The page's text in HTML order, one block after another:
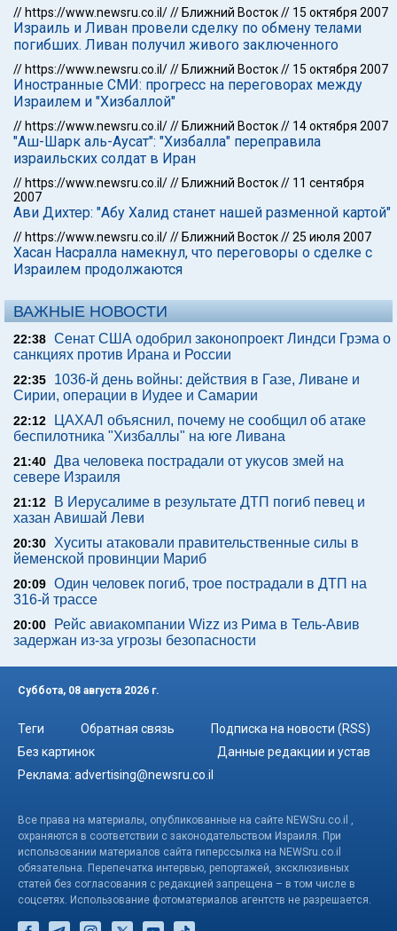
// https://www.newsru.co.il/// Ближний Восток// 15 октября 2007
Израиль и Ливан провели сделку по обмену телами
погибших. Ливан получил живого заключенного
// https://www.newsru.co.il/// Ближний Восток// 15 октября 2007
Иностранные СМИ: прогресс на переговорах между
Израилем и "Хизбаллой"
// https://www.newsru.co.il/// Ближний Восток// 14 октября 2007
"Аш-Шарк аль-Аусат": "Хизбалла" переправила
израильских солдат в Иран
// https://www.newsru.co.il/// Ближний Восток// 11 сентября
2007
Ави Дихтер: "Абу Халид станет нашей разменной картой"
// https://www.newsru.co.il/// Ближний Восток//25 июля 2007
Хасан Насралла намекнул, что переговоры о сделке с
Израилем продолжаются
ВАЖНЫЕ НОВОСТИ
22:38 Сенат США одобрил законопроект Линдси Грэма о
санкциях против Ирана и России
22:35
1036-й день войны: действия в Газе, Ливане и
Сирии, операции в Иудее и Самарии
22:12
ЦАХАЛ объяснил, почему не сообщил об атаке
беспилотника "Хизбаллы" на юге Ливана
21:40 Два человека пострадали от укусов змей на
севере Израиля
21:12
В Иерусалиме в результате ДТП погиб певец и
хазан Авишай Леви
20:30
Хуситы атаковали правительственные силы в
йеменской провинции Мариб
20:09 Один человек погиб, трое пострадали в ДТП на
316-й трассе
20:00
Рейс авиакомпании Wizz из Рима в Тель-Авив
задержан из-за угрозы безопасности
Суббота, 08 августа 2026 г.
Теги Обратная связь
Подписка на новости (RSS)
Без картинок
Данные редакции и устав
Реклама: advertising@newsru.co.il
Все права на материалы, опубликованные на сайте NEWSru.co.il ,
охраняются в соответствии с законодательством Израиля. При
использовании материалов сайта гиперссылка на NEWSru.co.il
обязательна. Перепечатка интервью, репортажей, эксклюзивных
статей без согласования с редакцией запрещена – в том числе в
соцсетях. Использование фотоматериалов агентств не разрешается.